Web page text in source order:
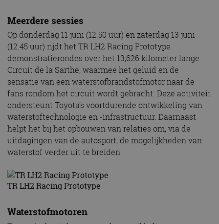
Meerdere sessies
Op donderdag 11 juni (12.50 uur) en zaterdag 13 juni
(12.45 uur) rijdt het TR LH2 Racing Prototype
demonstratierondes over het 13,626 kilometer lange
Circuit de la Sarthe, waarmee het geluid en de
sensatie van een waterstofbrandstofmotor naar de
fans rondom het circuit wordt gebracht. Deze activiteit
ondersteunt Toyota’s voortdurende ontwikkeling van
waterstoftechnologie en -infrastructuur. Daarnaast
helpt het bij het opbouwen van relaties om, via de
uitdagingen van de autosport, de mogelijkheden van
waterstof verder uit te breiden.
TR LH2 Racing Prototype
Waterstofmotoren